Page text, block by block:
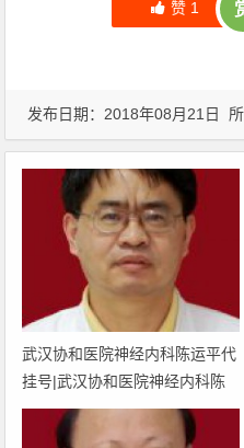
赞 1
发布日期：2018年08月21日
武汉协和医院神经内科陈运平代
挂号|武汉协和医院神经内科陈
运平预约挂号|武汉协和医院神
经内科陈运平网上挂号|武汉协